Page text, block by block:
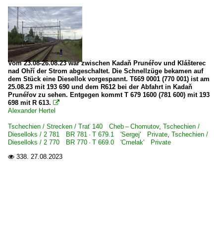
Vom 23.08-26.08.23 war zwischen Kadaň Prunéřov und Klášterec
nad Ohří der Strom abgeschaltet. Die Schnellzüge bekamen auf
dem Stück eine Diesellok vorgespannt. T669 0001 (770 001) ist am
25.08.23 mit 193 690 und dem R612 bei der Abfahrt in Kadaň
Prunéřov zu sehen. Entgegen kommt T 679 1600 (781 600) mit 193
698 mit R 613. 
Alexander Hertel
Tschechien / Strecken / Trať 140 Cheb – Chomutov, Tschechien /
Dieselloks / 2 781 BR 781 · T 679.1 'Sergej' Private, Tschechien /
Dieselloks / 2 770 BR 770 · T 669.0 'Cmelak' Private
 338. 27.08.2023